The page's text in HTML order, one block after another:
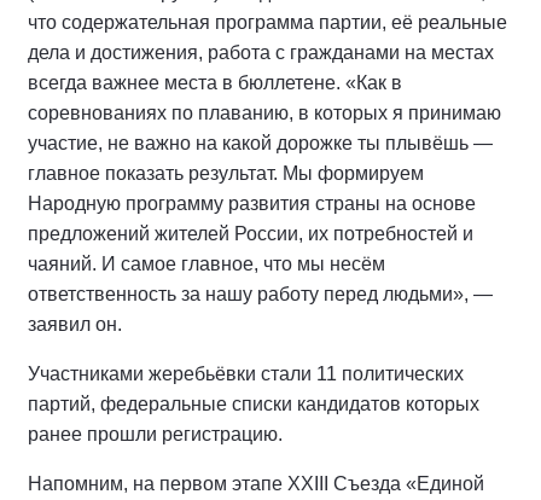
что содержательная программа партии, её реальные
дела и достижения, работа с гражданами на местах
всегда важнее места в бюллетене. «Как в
соревнованиях по плаванию, в которых я принимаю
участие, не важно на какой дорожке ты плывёшь —
главное показать результат. Мы формируем
Народную программу развития страны на основе
предложений жителей России, их потребностей и
чаяний. И самое главное, что мы несём
ответственность за нашу работу перед людьми», —
заявил он.
Участниками жеребьёвки стали 11 политических
партий, федеральные списки кандидатов которых
ранее прошли регистрацию.
Напомним, на первом этапе XXIII Съезда «Единой